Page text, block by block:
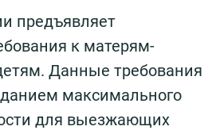
предъявляет
к матерям-
Данные требования
максимального
для выезжающих